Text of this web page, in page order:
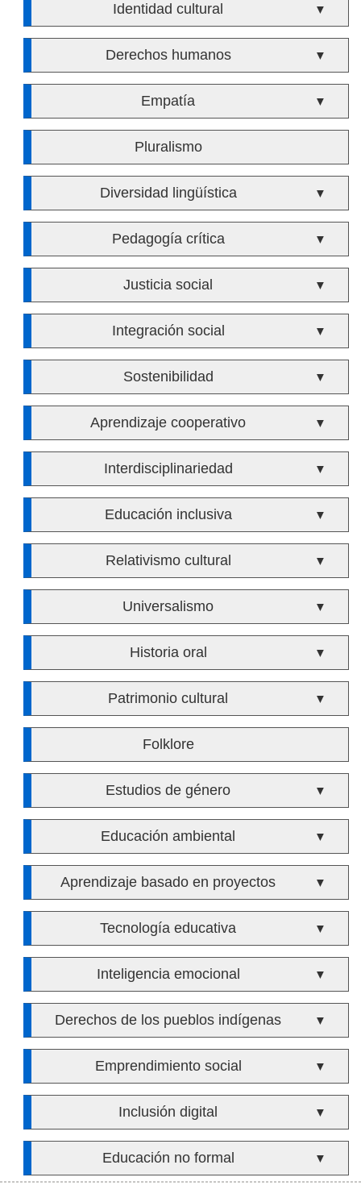
Identidad cultural ▼
Derechos humanos ▼
Empatía ▼
Pluralismo
Diversidad lingüística ▼
Pedagogía crítica ▼
Justicia social ▼
Integración social ▼
Sostenibilidad ▼
Aprendizaje cooperativo ▼
Interdisciplinariedad ▼
Educación inclusiva ▼
Relativismo cultural ▼
Universalismo ▼
Historia oral ▼
Patrimonio cultural ▼
Folklore
Estudios de género ▼
Educación ambiental ▼
Aprendizaje basado en proyectos ▼
Tecnología educativa ▼
Inteligencia emocional ▼
Derechos de los pueblos indígenas ▼
Emprendimiento social ▼
Inclusión digital ▼
Educación no formal ▼